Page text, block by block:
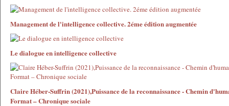
Management de l'intelligence collective. 2éme édition augmentée
Le dialogue en intelligence collective
Claire Héber-Suffrin (2021),Puissance de la reconnaissance - Chemin
Format – Chronique sociale